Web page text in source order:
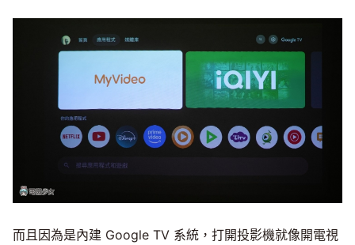
而且因為是內建 Google TV 系統，打開投影機就像開電視